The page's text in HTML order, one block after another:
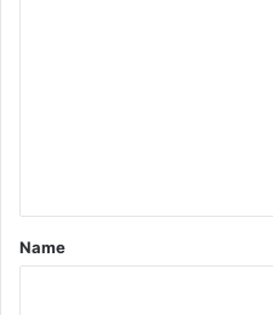
*
Name